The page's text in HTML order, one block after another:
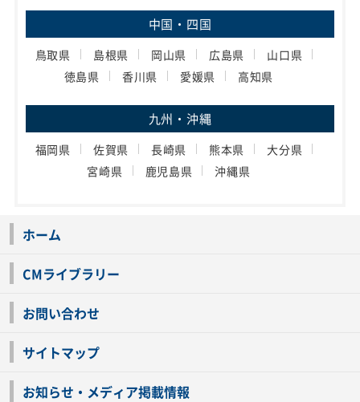
中国・四国
鳥取県 島根県 岡山県 広島県
山口県
徳島県
香川県 愛媛県 高知県
九州・沖縄
福岡県 佐賀県 長崎県 熊本県
大分県
宮崎県
鹿児島県 沖縄県
ホーム
CMライブラリー
お問い合わせ
サイトマップ
お知らせ・メディア掲載情報